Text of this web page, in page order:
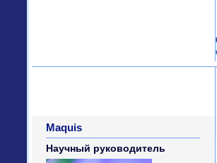
Maquis
Научный руководитель